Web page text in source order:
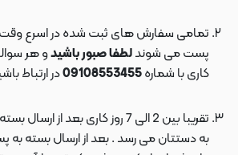
تمامی سفارش های ثبت شده در اسرع وقت
پست می شوندلطفا صبور باشیدو هر
کاری با شماره
در ارتباط
تقریبا بین 2 الی 7 روز کاری بعد
به دستتان می رسد . بعد از ارسال بسته